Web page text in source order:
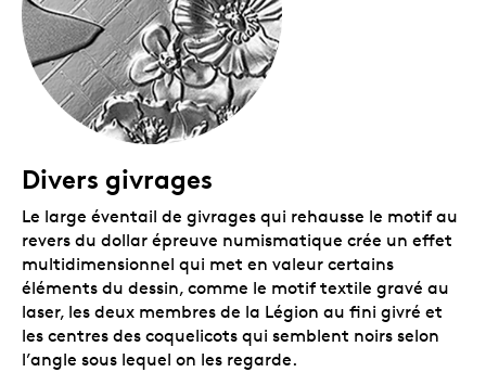
Un tirage limité.Le tirage mondial est limité à
35 000 exemplaires.
Un certificat numéroté.La Monnaie royale
canadienne certifie l’authenticité de toutes ses
pièces de collection.
Aucune TPS ni TVH.
Emballage
Le dollar épreuve numismatique en argent fin est
encapsulé et présenté dans un boîtier à double coque
noir orné du logo de la Monnaie royale canadienne. Le
boîtier est assorti d’une boîte protectrice noire.
Divers givrages
Le large éventail de givrages qui rehausse le motif au
revers du dollar épreuve numismatique crée un effet
multidimensionnel qui met en valeur certains
éléments du dessin, comme le motif textile gravé au
laser, les deux membres de la Légion au fini givré et
les centres des coquelicots qui semblent noirs selon
l’angle sous lequel on les regarde.